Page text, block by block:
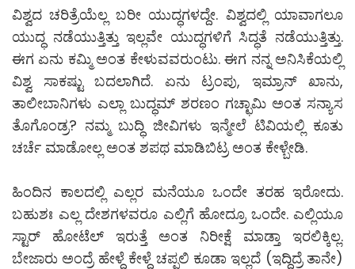
ವಿಶ್ವದ ಚರಿತ್ರೆಯೆಲ್ಲ ಬರೀ ಯುದ್ಧಗಳದ್ದೇ. ವಿಶ್ವದಲ್ಲಿ ಯಾವಾಗಲೂ
ಯುದ್ಧ ನಡೆಯುತ್ತಿತ್ತು ಇಲ್ಲವೇ ಯುದ್ಧಗಳಿಗೆ ಸಿದ್ಧತೆ ನಡೆಯುತ್ತಿತ್ತು.
ಈಗ ಏನು ಕಮ್ಮಿ ಅಂತ ಕೇಳುವವರುಂಟು. ಈಗ ನನ್ನ ಅನಿಸಿಕೆಯಲ್ಲಿ
ವಿಶ್ವ ಸಾಕಷ್ಟು ಬದಲಾಗಿದೆ. ಏನು ಟ್ರಂಪು, ಇಮ್ರಾನ್ ಖಾನು,
ತಾಲೀಬಾನಿಗಳು ಎಲ್ಲಾ ಬುದ್ಧಮ್ ಶರಣಂ ಗಚ್ಛಾಮಿ ಅಂತ ಸನ್ಯಾಸ
ತೊಗೊಂಡ್ರ? ನಮ್ಮ ಬುದ್ಧಿ ಜೀವಿಗಳು ಇನ್ಮೇಲೆ ಟಿವಿಯಲ್ಲಿ ಕೂತು
ಚರ್ಚೆ ಮಾಡೋಲ್ಲ ಅಂತ ಶಪಥ ಮಾಡಿಬಿಟ್ರ ಅಂತ ಕೇಳ್ಬೇಡಿ.
ಹಿಂದಿನ ಕಾಲದಲ್ಲಿ ಎಲ್ಲರ ಮನೆಯೂ ಒಂದೇ ತರಹ ಇರೋದು.
ಬಹುಶಃ ಎಲ್ಲ ದೇಶಗಳವರೂ ಎಲ್ಲಿಗೆ ಹೋದ್ರೂ ಒಂದೇ. ಎಲ್ಲಿಯೂ
ಸ್ಟಾರ್ ಹೋಟೆಲ್ ಇರುತ್ತೆ ಅಂತ ನಿರೀಕ್ಷೆ ಮಾಡ್ತಾ ಇರಲಿಕ್ಕಿಲ್ಲ.
ಬೇಜಾರು ಅಂದ್ರೆ ಹೇಳ್ದೆ ಕೇಳ್ದೆ ಚಪ್ಪಲಿ ಕೂಡಾ ಇಲ್ಲದೆ (ಇದ್ದಿದ್ರೆ ತಾನೇ)